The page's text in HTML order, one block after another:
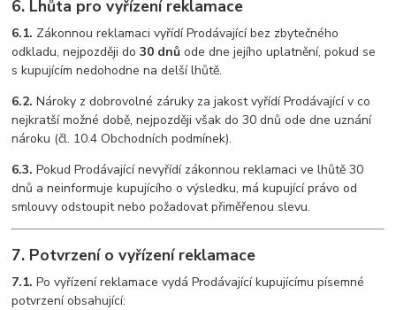
6. Lhůta pro vyřízení reklamace
6.1. Zákonnou reklamaci vyřídí Prodávající bez zbytečného
odkladu, nejpozději do30 dnů ode dne jejího uplatnění, pokud se
s kupujícím nedohodne na delší lhůtě.
6.2. Nároky z dobrovolné záruky za jakost vyřídí Prodávající v co
nejkratší možné době, nejpozději však do 30 dnů ode dne uznání
nároku (čl. 10.4 Obchodních podmínek).
6.3. Pokud Prodávající nevyřídí zákonnou reklamaci ve lhůtě 30
dnů a neinformuje kupujícího o výsledku, má kupující právo od
smlouvy odstoupit nebo požadovat přiměřenou slevu.
7. Potvrzení o vyřízení reklamace
7.1. Po vyřízení reklamace vydá Prodávající kupujícímu písemné
potvrzení obsahující: